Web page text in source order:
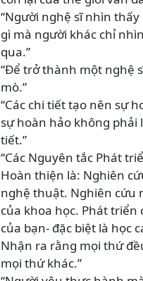
“Người nghệ sĩ nhìn
gì mà người khác chỉ
qua.”
“Để trở thành một nghệ
mò.”
“Các chi tiết tạo nên sự
sự hoàn hảo không phải
tiết.”
“Các Nguyên tắc Phát
Hoàn thiện là: Nghiên
nghệ thuật. Nghiên cứu
của khoa học. Phát triển
của bạn- đặc biệt là học
Nhận ra rằng mọi thứ
mọi thứ khác.”